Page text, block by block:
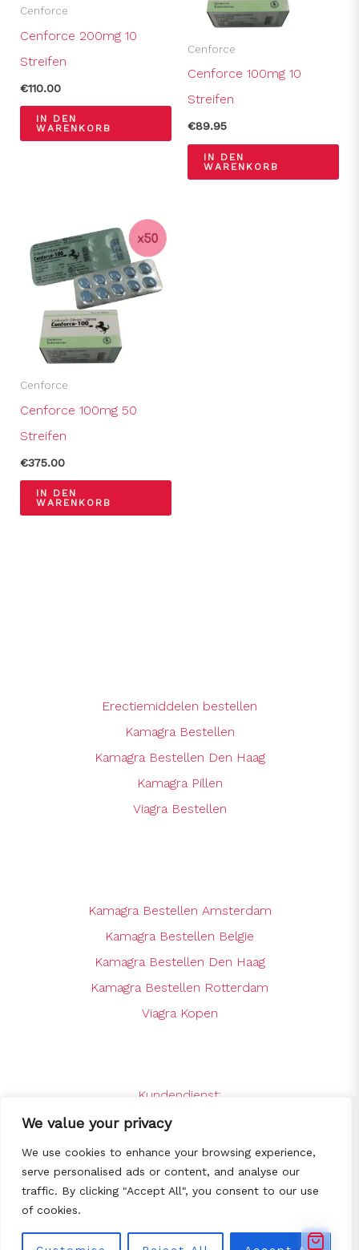
We value your privacy
We use cookies to enhance your browsing experience,
serve personalised ads or content, and analyse our
traffic. By clicking "Accept All", you consent to our use
of cookies.
Cenforce
Cenforce 200mg 10
Streifen
€110.00
IN DEN
WARENKORB
Cenforce
Cenforce 100mg 10
Streifen
€89.95
IN DEN
WARENKORB
Cenforce
Cenforce 100mg 50
Streifen
€375.00
IN DEN
WARENKORB
Erectiemiddelen bestellen
Kamagra Bestellen
Kamagra Bestellen Den Haag
Kamagra Pillen
Viagra Bestellen
Kamagra Bestellen Amsterdam
Kamagra Bestellen Belgie
Kamagra Bestellen Den Haag
Kamagra Bestellen Rotterdam
Viagra Kopen
Kundendienst:
support@kamagrabestellenshop.online
24 x 7 Online Support
© Copyright 2025Kamagra bestellen -